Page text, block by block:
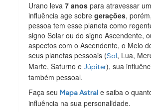
Urano leva7 anos para atravessar
influência age sobregerações,
pessoa tem esse planeta como
signo Solar ou do signo Ascendente,
aspectos com o Ascendente, o Meio
seus planetas pessoais (Sol, Lua,
Marte, Saturno eJúpiter), sua
também pessoal.
Faça seuMapa Astral e saiba o
influência na sua personalidade.